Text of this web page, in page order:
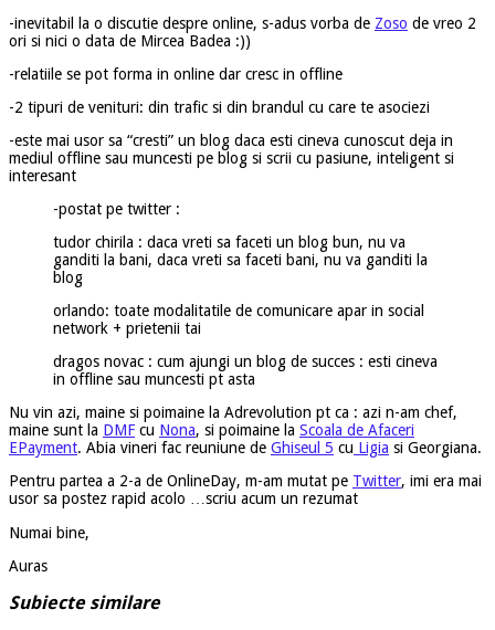
-inevitabil la o discutie despre online, s-adus vorba de Zoso de vreo 2
ori si nici o data de Mircea Badea :))
-relatiile se pot forma in online dar cresc in offline
-2 tipuri de venituri: din trafic si din brandul cu care te asociezi
-este mai usor sa “cresti” un blog daca esti cineva cunoscut deja in
mediul offline sau muncesti pe blog si scrii cu pasiune, inteligent si
interesant
-postat pe twitter :
tudor chirila : daca vreti sa faceti un blog bun, nu va
ganditi la bani, daca vreti sa faceti bani, nu va ganditi la
blog
orlando: toate modalitatile de comunicare apar in social
network + prietenii tai
dragos novac : cum ajungi un blog de succes : esti cineva
in offline sau muncesti pt asta
Nu vin azi, maine si poimaine la Adrevolution pt ca : azi n-am chef,
maine sunt la DMF cu Nona, si poimaine la Scoala de Afaceri
EPayment. Abia vineri fac reuniune de Ghiseul 5 cu Ligia si Georgiana.
Pentru partea a 2-a de OnlineDay, m-am mutat pe Twitter, imi era mai
usor sa postez rapid acolo …scriu acum un rezumat
Numai bine,
Auras
Subiecte similare